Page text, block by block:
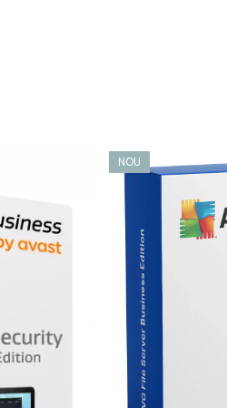
(Ubuntu) și RPM pentru
standard de
la rețea cu cloud-ul Avast și
date de viruși, astfel încât să
NOU